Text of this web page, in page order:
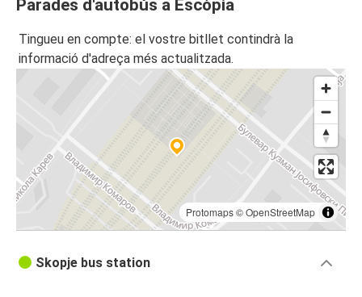
Parades d'autobús a Escòpia
Tingueu en compte: el vostre bitllet contindrà la
informació d'adreça més actualitzada.
Protomaps©OpenStreetMap
Skopje bus station